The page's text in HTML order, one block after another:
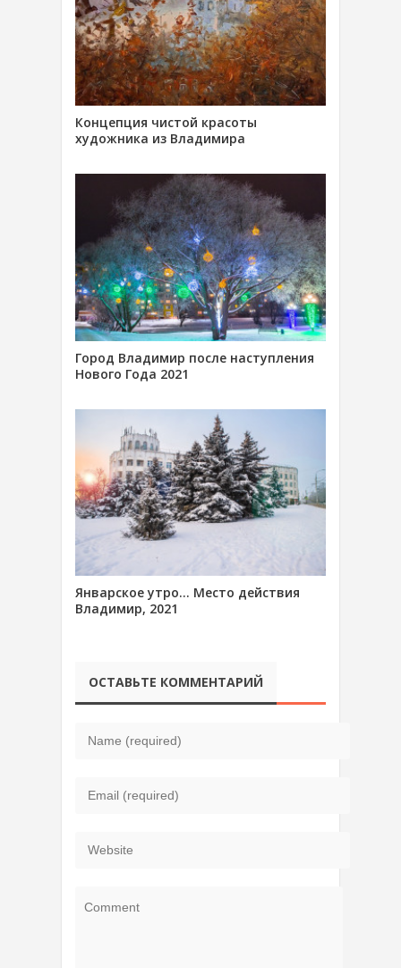
Концепция чистой красоты
художника из Владимира
Город Владимир после наступления
Нового Года 2021
Январское утро… Место действия
Владимир, 2021
ОСТАВЬТЕ КОММЕНТАРИЙ